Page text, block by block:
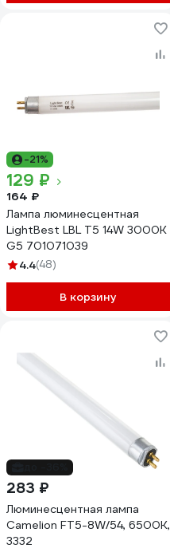
-21%
129 ₽
164 ₽
Лампа люминесцентная
LightBest LBL T5 14W 3000K
G5 701071039
4.4(48)
В корзину
283 ₽
Люминесцентная лампа
Camelion FT5-8W/54, 6500K,
3332